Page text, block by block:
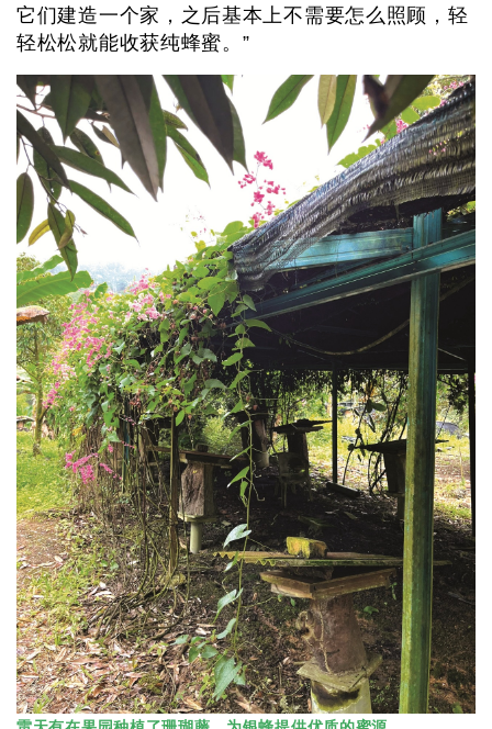
它们建造一个家，之后基本上不需要怎么照顾，轻
轻松松就能收获纯蜂蜜。”